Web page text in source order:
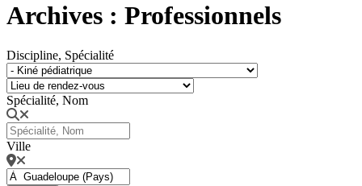
Archives : Professionnels
Discipline, Spécialité
Spécialité, Nom
Ville